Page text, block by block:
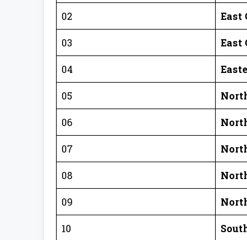
02 East
03 East
04
05
06
07
08
09
10